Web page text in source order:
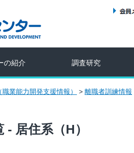
の紹介 調査研究
業能力開発支援情報） > 離職者訓練情報
居住系（H）